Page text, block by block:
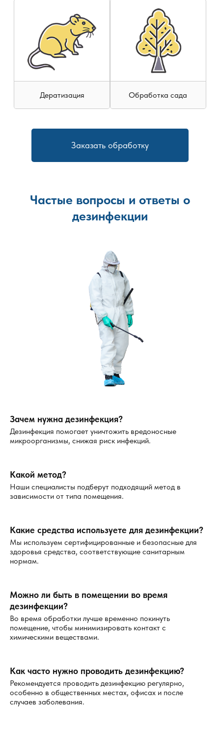
Дератизация Обработка сада
Заказать обработку
Частые вопросы и ответы о
дезинфекции
Зачем нужна дезинфекция?
Дезинфекция помогает уничтожить вредоносные
микроорганизмы, снижая риск инфекций.
Какой метод?
Наши специалисты подберут подходящий метод в
зависимости от типа помещения.
Какие средства используете для дезинфекции?
Мы используем сертифицированные и безопасные для
здоровья средства, соответствующие санитарным
нормам.
Можно ли быть в помещении во время
дезинфекции?
Во время обработки лучше временно покинуть
помещение, чтобы минимизировать контакт с
химическими веществами.
Как часто нужно проводить дезинфекцию?
Рекомендуется проводить дезинфекцию регулярно,
особенно в общественных местах, офисах и после
случаев заболевания.